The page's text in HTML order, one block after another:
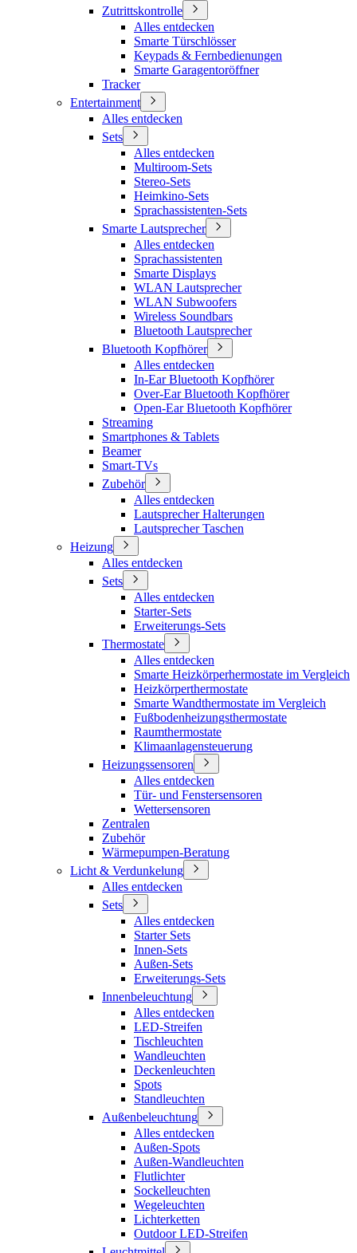
Zutrittskontrolle
Alles entdecken
Smarte Türschlösser
Keypads & Fernbedienungen
Smarte Garagentoröffner
Tracker
Entertainment
Alles entdecken
Sets
Alles entdecken
Multiroom-Sets
Stereo-Sets
Heimkino-Sets
Sprachassistenten-Sets
Smarte Lautsprecher
Alles entdecken
Sprachassistenten
Smarte Displays
WLAN Lautsprecher
WLAN Subwoofers
Wireless Soundbars
Bluetooth Lautsprecher
Bluetooth Kopfhörer
Alles entdecken
In-Ear Bluetooth Kopfhörer
Over-Ear Bluetooth Kopfhörer
Open-Ear Bluetooth Kopfhörer
Streaming
Smartphones & Tablets
Beamer
Smart-TVs
Zubehör
Alles entdecken
Lautsprecher Halterungen
Lautsprecher Taschen
Heizung
Alles entdecken
Sets
Alles entdecken
Starter-Sets
Erweiterungs-Sets
Thermostate
Alles entdecken
Smarte Heizkörperhermostate im Vergleich
Heizkörperthermostate
Smarte Wandthermostate im Vergleich
Fußbodenheizungsthermostate
Raumthermostate
Klimaanlagensteuerung
Heizungssensoren
Alles entdecken
Tür- und Fenstersensoren
Wettersensoren
Zentralen
Zubehör
Wärmepumpen-Beratung
Licht & Verdunkelung
Alles entdecken
Sets
Alles entdecken
Starter Sets
Innen-Sets
Außen-Sets
Erweiterungs-Sets
Innenbeleuchtung
Alles entdecken
LED-Streifen
Tischleuchten
Wandleuchten
Deckenleuchten
Spots
Standleuchten
Außenbeleuchtung
Alles entdecken
Außen-Spots
Außen-Wandleuchten
Flutlichter
Sockelleuchten
Wegeleuchten
Lichterketten
Outdoor LED-Streifen